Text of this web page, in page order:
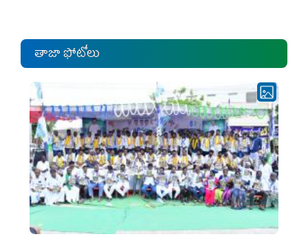
తాజా ఫోటోలు